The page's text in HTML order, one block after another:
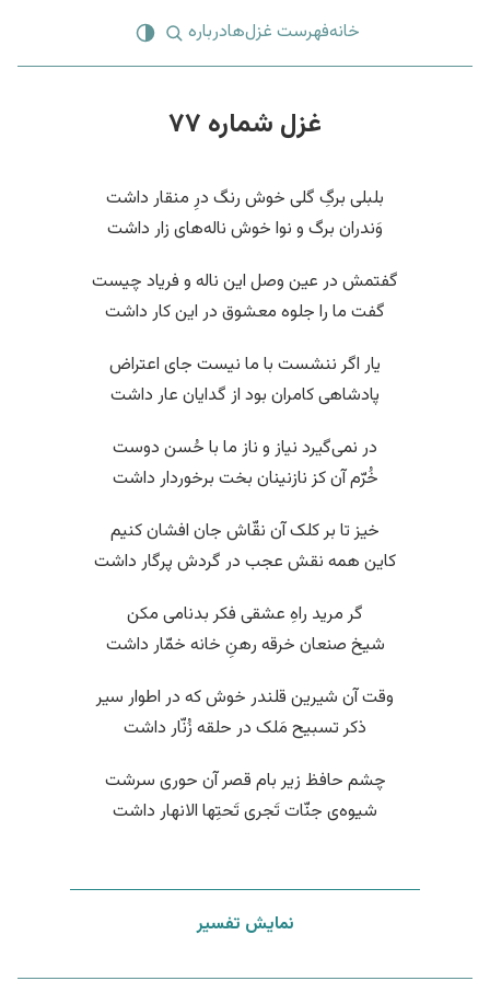
خانهفهرست غزل‌هادرباره
غزل شماره ۷۷
بلبلی برگِ گلی خوش رنگ درِ منقار داشت
وَندران برگ و نوا خوش ناله‌های زار داشت
گفتمش در عین وصل این ناله و فریاد چیست
گفت ما را جلوه معشوق در این کار داشت
یار اگر ننشست با ما نیست جای اعتراض
پادشاهی کامران بود از گدایان عار داشت
در نمی‌گیرد نیاز و ناز ما با حُسن دوست
خُرّم آن کز نازنینان بخت برخوردار داشت
خیز تا بر کلک آن نقّاش جان افشان کنیم
کاین همه نقش عجب در گردش پرگار داشت
گر مرید راهِ عشقی فکر بدنامی مکن
شیخ صنعان خرقه رهنِ خانه خمّار داشت
وقت آن شیرین قلندر خوش که در اطوار سیر
ذکر تسبیح مَلک در حلقه زُنّار داشت
چشم حافظ زیر بام قصر آن حوری سرشت
شیوه‌ی جنّات تَجری تَحتِها الانهار داشت
نمایش تفسیر